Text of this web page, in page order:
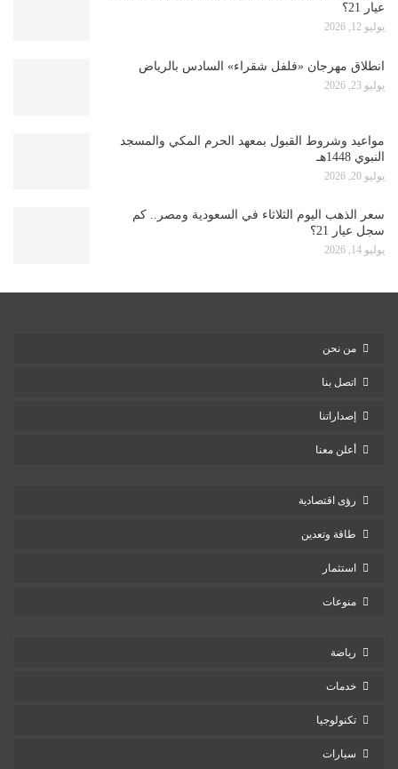
عيار 21؟
يوليو 12, 2026
انطلاق مهرجان «فلفل شقراء» السادس بالرياض
يوليو 23, 2026
مواعيد وشروط القبول بمعهد الحرم المكي والمسجد
النبوي 1448هـ
يوليو 20, 2026
سعر الذهب اليوم الثلاثاء في السعودية ومصر.. كم
سجل عيار 21؟
يوليو 14, 2026
من نحن
اتصل بنا
إصداراتنا
أعلن معنا
رؤى اقتصادية
طاقة وتعدين
استثمار
منوعات
رياضة
خدمات
تكنولوجيا
سيارات